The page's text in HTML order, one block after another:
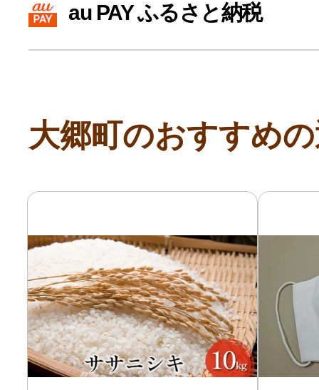
寄付上限額シミュレーション
副業・パラレルワーカー
個人事業主・フリーラン
個人事業・フリーランス
ふるさと納税の基礎知識
au PAY ふるさと納税
大郷町のおすすめ